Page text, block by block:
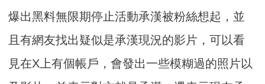
爆出黑料無限期停止活動承漢被粉絲想起，並
且有網友找出疑似是承漢現況的影片，可以看
見在X上有個帳戶，會發出一些模糊過的照片以